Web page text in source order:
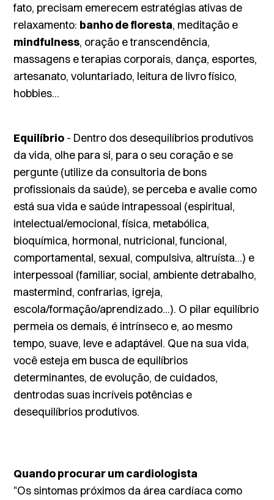
fato, precisam emerecem estratégias ativas de
relaxamento: banho de floresta, meditação e
mindfulness, oração e transcendência,
massagens e terapias corporais, dança, esportes,
artesanato, voluntariado, leitura de livro físico,
hobbies...
Equilíbrio - Dentro dos desequilíbrios produtivos
da vida, olhe para si, para o seu coração e se
pergunte (utilize da consultoria de bons
profissionais da saúde), se perceba e avalie como
está sua vida e saúde intrapessoal (espiritual,
intelectual/emocional, física, metabólica,
bioquímica, hormonal, nutricional, funcional,
comportamental, sexual, compulsiva, altruísta...) e
interpessoal (familiar, social, ambiente detrabalho,
mastermind, confrarias, igreja,
escola/formação/aprendizado...). O pilar equilíbrio
permeia os demais, é intrínseco e, ao mesmo
tempo, suave, leve e adaptável. Que na sua vida,
você esteja em busca de equilíbrios
determinantes, de evolução, de cuidados,
dentrodas suas incríveis potências e
desequilíbrios produtivos.
Quando procurar um cardiologista
"Os sintomas próximos da área cardíaca como